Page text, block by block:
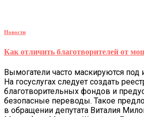
Новости
Как отличить благотворителей от
Вымогатели часто маскируются
На госуслугах следует создать
благотворительных фондов и
безопасные переводы. Такое
в обращении депутата Виталия